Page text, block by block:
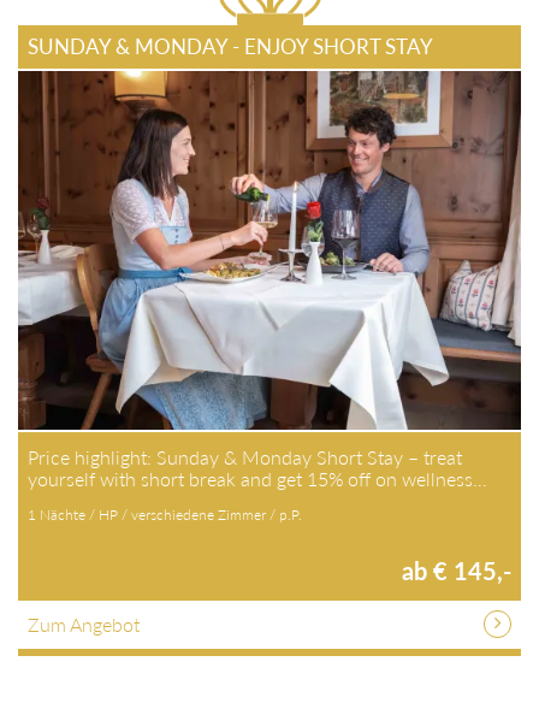
SUNDAY & MONDAY - ENJOY SHORT STAY
Price highlight: Sunday & Monday Short Stay – treat
yourself with short break and get 15% off on wellness…
ab € 145,-
Zum Angebot